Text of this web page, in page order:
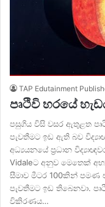
TAP Edutainment
පෘථිවි හරයේ
පසුගිය විසි වසර ඇතුළත
පැවතීමට ඉඩ ඇති බව
අධ්‍යයනයේ ප්‍රධාන
Vidaleට අනුව මෙතෙක්
සීමාව මීටර 100කින් පමණ
පැවතීමට ඉඩ තිබෙනවා.
විකිරණය…